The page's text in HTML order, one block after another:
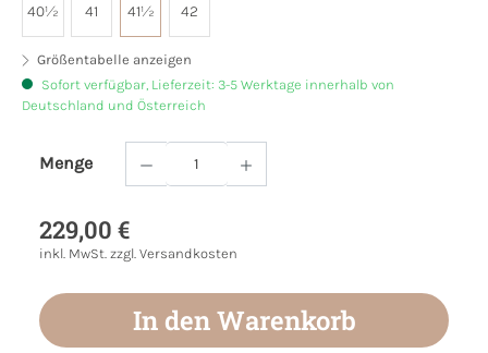
40½ 41 41½ 42
Größentabelle anzeigen
Sofort verfügbar, Lieferzeit: 3-5 Werktage innerhalb von
Deutschland und Österreich
Menge
Produkt Anzahl: Gib den gewünschten
229,00 €
inkl. MwSt. zzgl. Versandkosten
In den Warenkorb